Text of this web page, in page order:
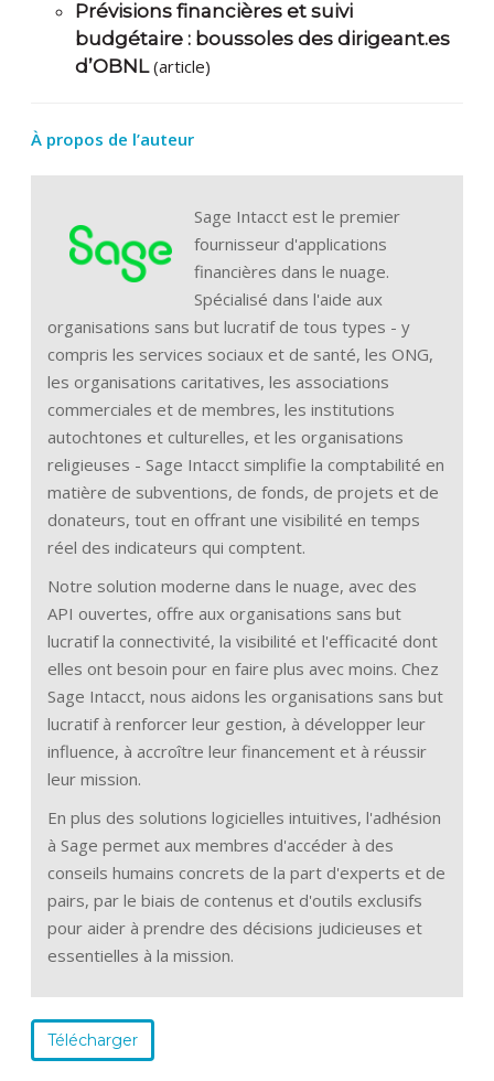
Prévisions financières et suivi
budgétaire : boussoles des dirigeant.es
d’OBNL (article)
À propos de l’auteur
Sage Intacct est le premier
fournisseur d'applications
financières dans le nuage.
Spécialisé dans l'aide aux
organisations sans but lucratif de tous types - y
compris les services sociaux et de santé, les ONG,
les organisations caritatives, les associations
commerciales et de membres, les institutions
autochtones et culturelles, et les organisations
religieuses - Sage Intacct simplifie la comptabilité en
matière de subventions, de fonds, de projets et de
donateurs, tout en offrant une visibilité en temps
réel des indicateurs qui comptent.
Notre solution moderne dans le nuage, avec des
API ouvertes, offre aux organisations sans but
lucratif la connectivité, la visibilité et l'efficacité dont
elles ont besoin pour en faire plus avec moins. Chez
Sage Intacct, nous aidons les organisations sans but
lucratif à renforcer leur gestion, à développer leur
influence, à accroître leur financement et à réussir
leur mission.
En plus des solutions logicielles intuitives, l'adhésion
à Sage permet aux membres d'accéder à des
conseils humains concrets de la part d'experts et de
pairs, par le biais de contenus et d'outils exclusifs
pour aider à prendre des décisions judicieuses et
essentielles à la mission.
Télécharger